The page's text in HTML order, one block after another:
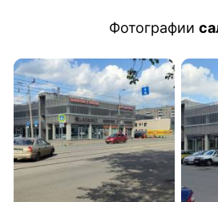
Фотографии